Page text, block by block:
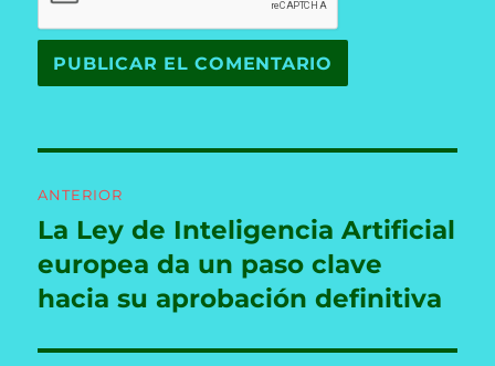
de
entradas
ANTERIOR
Entrada
anterior:
La Ley de Inteligencia Artificial
europea da un paso clave
hacia su aprobación definitiva